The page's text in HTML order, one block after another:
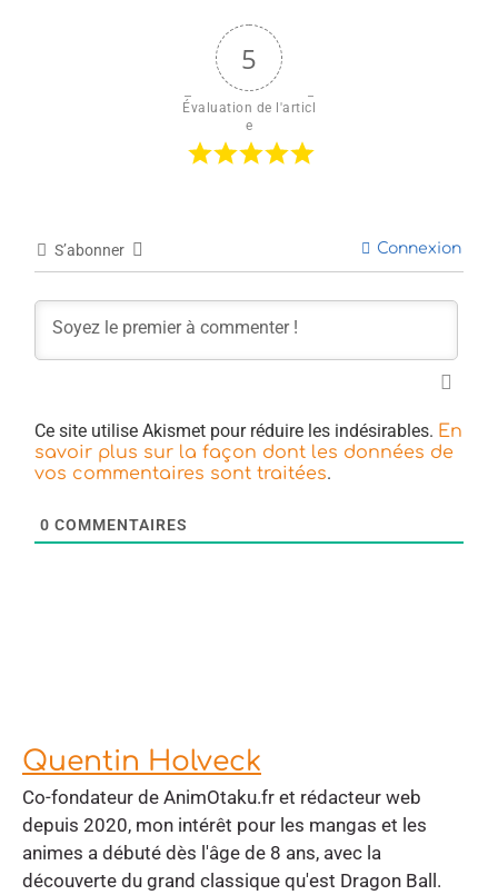
5
Évaluation de l'articl
e
S’abonner Connexion
Ce site utilise Akismet pour réduire les indésirables. En
savoir plus sur la façon dont les données de
vos commentaires sont traitées.
0 COMMENTAIRES
Quentin Holveck
Co-fondateur de AnimOtaku.fr et rédacteur web
depuis 2020, mon intérêt pour les mangas et les
animes a débuté dès l'âge de 8 ans, avec la
découverte du grand classique qu'est Dragon Ball.